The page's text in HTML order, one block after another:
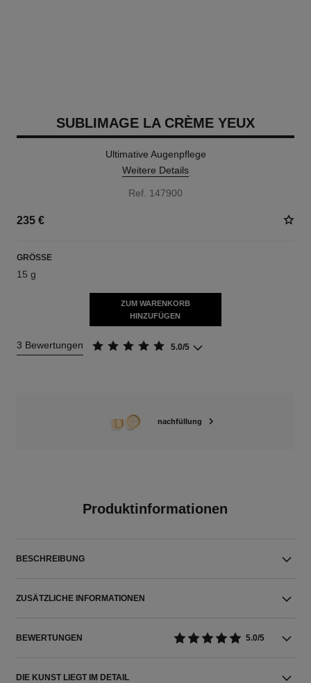
SUBLIMAGE LA CRÈME YEUX
Ultimative Augenpflege
Weitere Details
Ref. 147900
235 €
GRÖSSE
15 g
ZUM WARENKORB
HINZUFÜGEN
3 Bewertungen 5.0/5
nachfüllung
Produktinformationen
BESCHREIBUNG
ZUSÄTZLICHE INFORMATIONEN
BEWERTUNGEN 5.0/5
DIE KUNST LIEGT IM DETAIL